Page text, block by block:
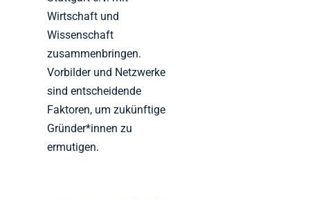
Wirtschaft und
Wissenschaft
zusammenbringen.
Vorbilder und Netzwerke
sind entscheidende
Faktoren, um zukünftige
Gründer*innen zu
ermutigen.